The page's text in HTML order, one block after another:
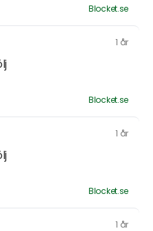
Blocket.se
1 år
Blocket.se
1 år
Blocket.se
1 år